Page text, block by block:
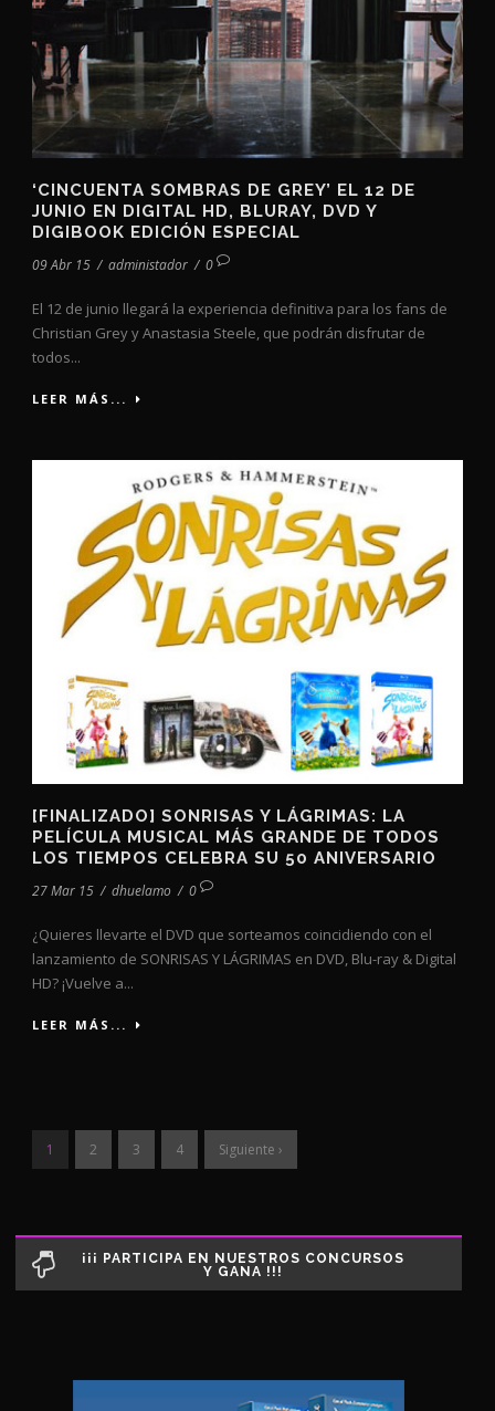
‘CINCUENTA SOMBRAS DE GREY’ EL 12 DE
JUNIO EN DIGITAL HD, BLURAY, DVD Y
DIGIBOOK EDICIÓN ESPECIAL
09 Abr 15 / administador / 0
El 12 de junio llegará la experiencia definitiva para los fans de
Christian Grey y Anastasia Steele, que podrán disfrutar de
todos...
LEER MÁS...
[FINALIZADO] SONRISAS Y LÁGRIMAS: LA
PELÍCULA MUSICAL MÁS GRANDE DE TODOS
LOS TIEMPOS CELEBRA SU 50 ANIVERSARIO
27 Mar 15 / dhuelamo / 0
¿Quieres llevarte el DVD que sorteamos coincidiendo con el
lanzamiento de SONRISAS Y LÁGRIMAS en DVD, Blu-ray & Digital
HD? ¡Vuelve a...
LEER MÁS...
1 2 3 4 Siguiente ›
¡¡¡ PARTICIPA EN NUESTROS CONCURSOS
Y GANA !!!